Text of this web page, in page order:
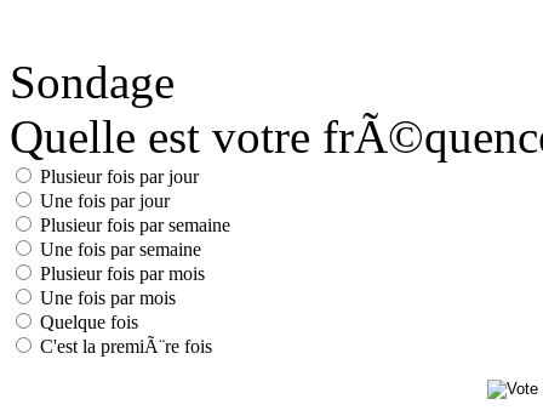
Sondage
Quelle est votre
Plusieur fois par jour
Une fois par jour
Plusieur fois par semaine
Une fois par semaine
Plusieur fois par mois
Une fois par mois
Quelque fois
C'est la premiÃ¨re fois